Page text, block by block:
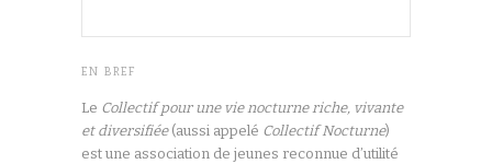
EN BREF
Le Collectif pour une vie nocturne riche, vivante
et diversifiée (aussi appelé Collectif Nocturne)
est une association de jeunes reconnue d’utilité